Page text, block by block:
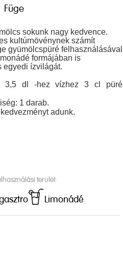
Füge
sokunk nagy kedvence.
kultúrnövénynek számít
gyümölcspüré felhasználásával
formájában is
egyedi ízvilágát.
3,5 dl -hez vízhez 3 cl püré
1 darab.
adunk.
terület:
Limonádé